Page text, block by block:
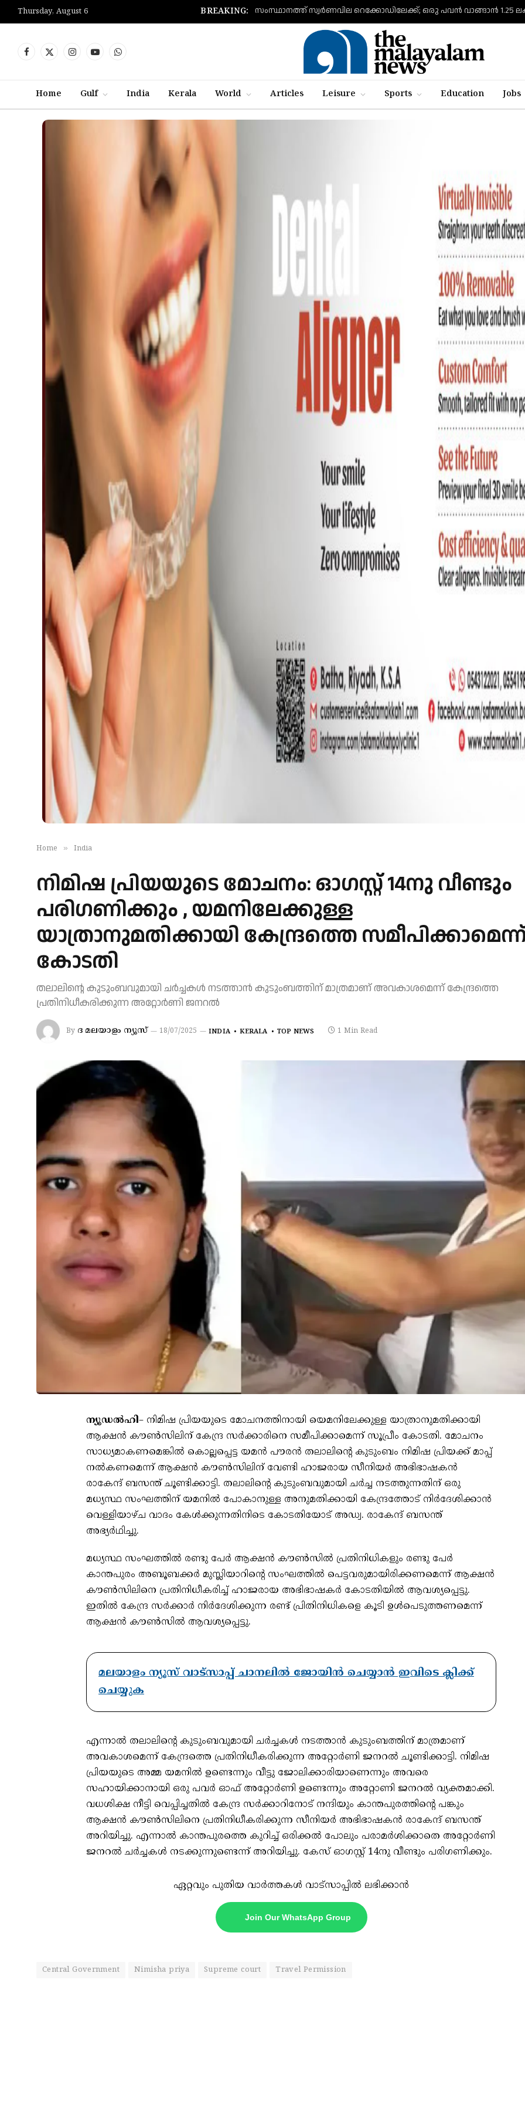
Thursday, August 6 BREAKING: സംസ്ഥാനത്ത് സ്വര്‍ണവില റെക്കോഡിലേക്ക്; ഒരു പവന്‍ വാങ്ങാന്‍ 1.25
Facebook
X
InstagramYouTubeWhatsApp
Home Gulf India Kerala World Articles Leisure Sports Education Jobs
Home » India
നിമിഷ പ്രിയയുടെ മോചനം: ഓഗസ്റ്റ് 14നു വീണ്ടും
പരിഗണിക്കും , യമനിലേക്കുള്ള
യാത്രാനുമതിക്കായി കേന്ദ്രത്തെ
കോടതി
തലാലിന്റെ കുടുംബവുമായി ചര്‍ച്ചകള്‍ നടത്താന്‍ കുടുംബത്തിന് മാത്രമാണ് അവകാശമെന്ന് കേന്ദ്രത്തെ
പ്രതിനിധീകരിക്കുന്ന അറ്റോര്‍ണി ജനറല്‍
By ദ മലയാളം ന്യൂസ് 18/07/2025 INDIA KERALA TOP NEWS 1 Min Read
ന്യൂഡല്‍ഹി– നിമിഷ പ്രിയയുടെ മോചനത്തിനായി യെമനിലേക്കുള്ള യാത്രാനുമതിക്കായി
ആക്ഷന്‍ കൗണ്‍സിലിന് കേന്ദ്ര സര്‍ക്കാരിനെ സമീപിക്കാമെന്ന് സൂപ്രീം കോടതി. മോചനം
സാധ്യമാകണമെങ്കില്‍ കൊല്ലപ്പെട്ട യമന്‍ പൗരന്‍ തലാലിന്റെ കുടുംബം നിമിഷ പ്രിയക്ക് മാപ്പ്
നല്‍കണമെന്ന് ആക്ഷന്‍ കൗണ്‍സിലിന് വേണ്ടി ഹാജരായ സീനിയര്‍ അഭിഭാഷകന്‍
രാകേന്ദ് ബസന്ത് ചൂണ്ടിക്കാട്ടി. തലാലിന്റെ കുടുംബവുമായി ചര്‍ച്ച നടത്തുന്നതിന് ഒരു
മധ്യസ്ഥ സംഘത്തിന് യമനില്‍ പോകാനുള്ള അനുമതിക്കായി കേന്ദ്രത്തോട് നിര്‍ദേശിക്കാന്‍
വെള്ളിയാഴ്ച വാദം കേള്‍ക്കുന്നതിനിടെ കോടതിയോട് അഡ്വ. രാകേന്ദ് ബസന്ത്
അഭ്യര്‍ഥിച്ചു.
മധ്യസ്ഥ സംഘത്തില്‍ രണ്ടു പേര്‍ ആക്ഷന്‍ കൗണ്‍സില്‍ പ്രതിനിധികളും രണ്ടു പേര്‍
കാന്തപുരം അബൂബക്കര്‍ മുസ്ലിയാറിന്റെ സംഘത്തില്‍ പെട്ടവരുമായിരിക്കണമെന്ന് ആക്ഷന്‍
കൗണ്‍സിലിനെ പ്രതിനിധീകരിച്ച് ഹാജരായ അഭിഭാഷകര്‍ കോടതിയില്‍ ആവശ്യപ്പെട്ടു.
ഇതില്‍ കേന്ദ്ര സര്‍ക്കാര്‍ നിര്‍ദേശിക്കുന്ന രണ്ട് പ്രിതിനിധികളെ കൂടി ഉള്‍പെടുത്തണമെന്ന്
ആക്ഷന്‍ കൗണ്‍സില്‍ ആവശ്യപ്പെട്ടു.
മലയാളം ന്യൂസ് വാട്സാപ്പ് ചാനലിൽ ജോയിൻ ചെയ്യാൻ ഇവിടെ ക്ലിക്ക്
ചെയ്യുക
എന്നാല്‍ തലാലിന്റെ കുടുംബവുമായി ചര്‍ച്ചകള്‍ നടത്താന്‍ കുടുംബത്തിന് മാത്രമാണ്
അവകാശമെന്ന് കേന്ദ്രത്തെ പ്രതിനിധീകരിക്കുന്ന അറ്റോര്‍ണി ജനറല്‍ ചൂണ്ടിക്കാട്ടി. നിമിഷ
പ്രിയയുടെ അമ്മ യമനില്‍ ഉണ്ടെന്നും വീട്ടു ജോലിക്കാരിയാണെന്നും അവരെ
സഹായിക്കാനായി ഒരു പവര്‍ ഓഫ് അറ്റോര്‍ണി ഉണ്ടെന്നും അറ്റോണി ജനറല്‍ വ്യക്തമാക്കി.
വധശിക്ഷ നീട്ടി വെപ്പിച്ചതില്‍ കേന്ദ്ര സര്‍ക്കാറിനോട് നന്ദിയും കാന്തപുരത്തിന്റെ പങ്കും
ആക്ഷന്‍ കൗണ്‍സിലിനെ പ്രതിനിധീകരിക്കുന്ന സീനിയര്‍ അഭിഭാഷകന്‍ രാകേന്ദ് ബസന്ത്
അറിയിച്ചു. എന്നാല്‍ കാന്തപുരത്തെ കുറിച്ച് ഒരിക്കല്‍ പോലും പരാമര്‍ശിക്കാതെ അറ്റോര്‍ണി
ജനറല്‍ ചര്‍ച്ചകള്‍ നടക്കുന്നുണ്ടെന്ന് അറിയിച്ചു. കേസ് ഓഗസ്റ്റ് 14നു വീണ്ടും പരിഗണിക്കും.
ഏറ്റവും പുതിയ വാർത്തകൾ വാട്സാപ്പിൽ ലഭിക്കാൻ
Join Our WhatsApp Group
Central Government Nimisha priya Supreme court Travel Permission